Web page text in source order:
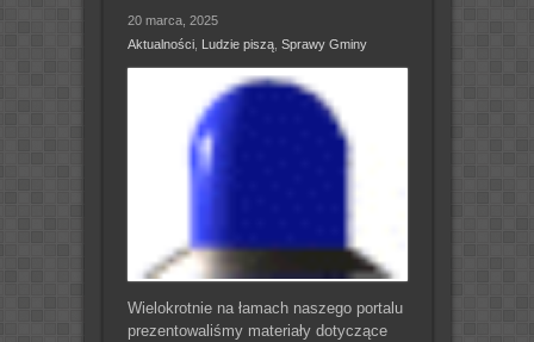
20 marca, 2025
Aktualności, Ludzie piszą, Sprawy Gminy
Wielokrotnie na łamach naszego portalu
prezentowaliśmy materiały dotyczące